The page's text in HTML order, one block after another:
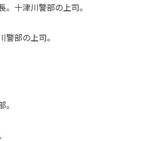
。十津川警部の上司。
警部の上司。